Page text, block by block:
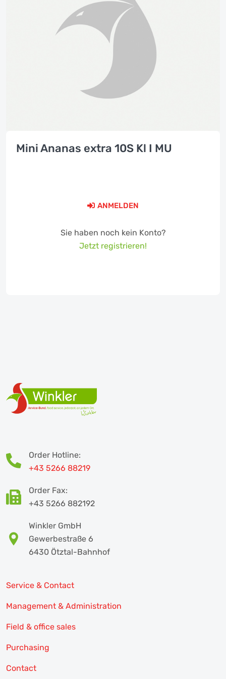
Mini Ananas extra 10S Kl I MU
ANMELDEN
Sie haben noch kein Konto?
Jetzt registrieren!
Order Hotline:
+43 5266 88219
Order Fax:
+43 5266 882192
Winkler GmbH
Gewerbestraße 6
6430 Ötztal-Bahnhof
Service & Contact
Management & Administration
Field & office sales
Purchasing
Contact